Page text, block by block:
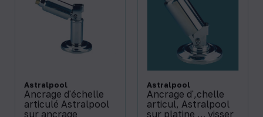
Astralpool
Ancrage d'échelle
articulé Astralpool
sur ancrage
Astralpool
Ancrage d'‚chelle
articul‚ Astralpool
sur platine … visser